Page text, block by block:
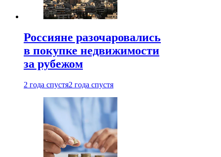
Россияне разочаровались
в покупке недвижимости
за рубежом
2 года спустя2 года спустя